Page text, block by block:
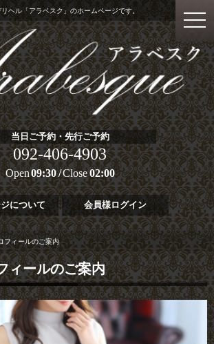
ヘル「アラベスク」のホームページです。
当日ご予約・先行ご予約
092-406-4903
Open09:30 Close02:00
について 会員様ログイン
フィールのご案内
ィールのご案内